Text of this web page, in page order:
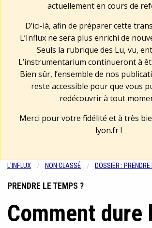
actuellement en cours de
D’ici-là, afin de préparer cette
L’Influx ne sera plus enrichi de
Seuls la rubrique des Lu, vu,
L’instrumentarium continueront à
Bien sûr, l’ensemble de nos
reste accessible pour que vous
redécouvrir à tout
Merci pour votre fidélité et à très
lyon.fr!
L'INFLUX NON CLASSÉ DOSSIER : PRENDRE
PRENDRE LE TEMPS ?
Comment dure